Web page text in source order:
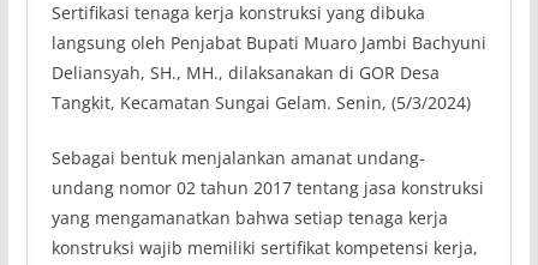
Sertifikasi tenaga kerja konstruksi yang dibuka
langsung oleh Penjabat Bupati Muaro Jambi Bachyuni
Deliansyah, SH., MH., dilaksanakan di GOR Desa
Tangkit, Kecamatan Sungai Gelam. Senin, (5/3/2024)
Sebagai bentuk menjalankan amanat undang-
undang nomor 02 tahun 2017 tentang jasa konstruksi
yang mengamanatkan bahwa setiap tenaga kerja
konstruksi wajib memiliki sertifikat kompetensi kerja,